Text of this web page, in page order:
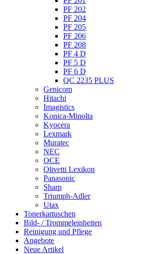
PF 202
PF 204
PF 205
PF 206
PF 208
PF 4 D
PF 5 D
PF 6 D
QC 2235 PLUS
Genicom
Hitachi
Imagistics
Konica-Minolta
Kyocera
Lexmark
Muratec
NEC
OCE
Olivetti Lexikon
Panasonic
Sharp
Triumph-Adler
Utax
Tonerkartuschen
Bild- / Trommeleinheiten
Reinigung und Pflege
Angebote
Neue Artikel